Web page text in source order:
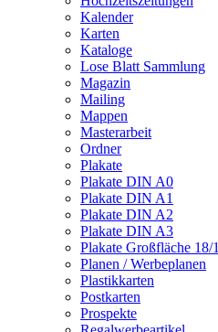
Kalender
Karten
Kataloge
Lose Blatt Sammlung
Magazin
Mailing
Mappen
Masterarbeit
Ordner
Plakate
Plakate DIN A0
Plakate DIN A1
Plakate DIN A2
Plakate DIN A3
Plakate Großfläche 18/1
Planen / Werbeplanen
Plastikkarten
Postkarten
Prospekte